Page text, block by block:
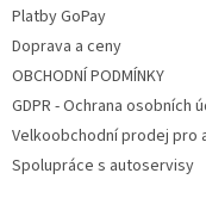
Platby GoPay
Doprava a ceny
OBCHODNÍ PODMÍNKY
GDPR - Ochrana osobních
Velkoobchodní prodej pro
Spolupráce s autoservisy